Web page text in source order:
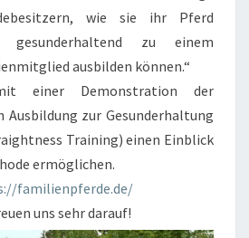
wie sie ihr Pferd
gesunderhaltend zu einem
ausbilden können.“
einer Demonstration der
Ausbildung zur Gesunderhaltung
Training) einen Einblick
ermöglichen.
familienpferde.de/
uns sehr darauf!